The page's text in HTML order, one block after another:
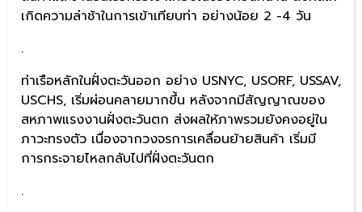
เกิดความล่าช้าในการเข้าเทียบท่า อย่างน้อย 2 -4 วัน
.
ท่าเรือหลักในฝั่งตะวันออก อย่าง USNYC, USORF, USSAV,
USCHS, เริ่มผ่อนคลายมากขึ้น หลังจากมีสัญญาณของ
สหภาพแรงงานฝั่งตะวันตก ส่งผลให้ภาพรวมยังคงอยู่ใน
ภาวะทรงตัว เนื่องจากวงจรการเคลื่อนย้ายสินค้า เริ่มมี
การกระจายไหลกลับไปที่ฝั่งตะวันตก
.